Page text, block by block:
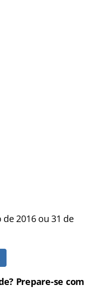
2016 ou 31 de
Prepare-se com